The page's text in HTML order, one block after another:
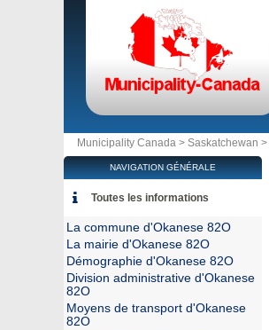
Municipality Canada > Saskatchewan >
NAVIGATION GÉNÉRALE
Toutes les informations
La commune d'Okanese 82O
La mairie d'Okanese 82O
Démographie d'Okanese 82O
Division administrative d'Okanese
82O
Moyens de transport d'Okanese
82O